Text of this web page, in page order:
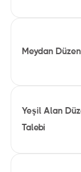
Meydan
Yeşil Alan
Talebi